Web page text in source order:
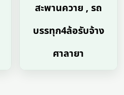
สะพานควาย , รถ
บรรทุก4ล้อรับจ้าง
ศาลายา